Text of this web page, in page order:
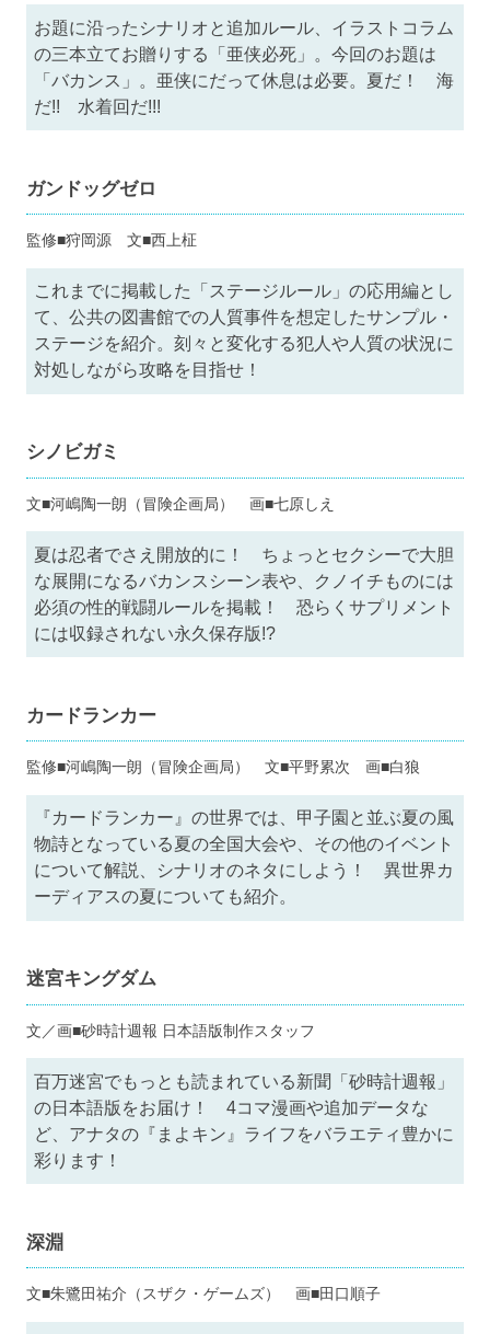
お題に沿ったシナリオと追加ルール、イラストコラム
の三本立てお贈りする「亜侠必死」。今回のお題は
「バカンス」。亜侠にだって休息は必要。夏だ！ 海
だ!! 水着回だ!!!
ガンドッグゼロ
監修■狩岡源 文■西上柾
これまでに掲載した「ステージルール」の応用編とし
て、公共の図書館での人質事件を想定したサンプル・
ステージを紹介。刻々と変化する犯人や人質の状況に
対処しながら攻略を目指せ！
シノビガミ
文■河嶋陶一朗（冒険企画局） 画■七原しえ
夏は忍者でさえ開放的に！ ちょっとセクシーで大胆
な展開になるバカンスシーン表や、クノイチものには
必須の性的戦闘ルールを掲載！ 恐らくサプリメント
には収録されない永久保存版!?
カードランカー
監修■河嶋陶一朗（冒険企画局） 文■平野累次 画■白狼
『カードランカー』の世界では、甲子園と並ぶ夏の風
物詩となっている夏の全国大会や、その他のイベント
について解説、シナリオのネタにしよう！ 異世界カ
ーディアスの夏についても紹介。
迷宮キングダム
文／画■砂時計週報 日本語版制作スタッフ
百万迷宮でもっとも読まれている新聞「砂時計週報」
の日本語版をお届け！ 4コマ漫画や追加データな
ど、アナタの『まよキン』ライフをバラエティ豊かに
彩ります！
深淵
文■朱鷺田祐介（スザク・ゲームズ） 画■田口順子